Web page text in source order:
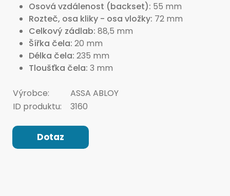
Osová vzdálenost (backset) 55 mm
Rozteč, osa kliky - osa vložky 72 mm
Celkový zádlab 88,5 mm
Šířka čela 20 mm
Délka čela 235 mm
Tloušťka čela 3 mm
Výrobce:
ASSA ABLOY
ID produktu:
3160
Dotaz